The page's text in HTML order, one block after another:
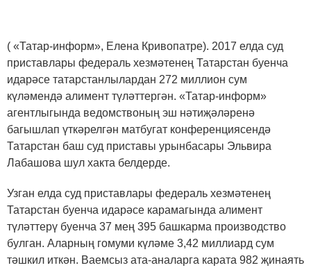
( «Татар-информ», Елена Кривопатре). 2017 елда суд
приставлары федераль хезмәтенең Татарстан буенча
идарәсе татарстанлылардан 272 миллион сум
күләмендә алимент түләттергән. «Татар-информ»
агентлыгында ведомствоның эш нәтиҗәләренә
багышлап үткәрелгән матбугат конференциясендә
Татарстан баш суд приставы урынбасары Эльвира
Лабашова шул хакта белдерде.
Узган елда суд приставлары федераль хезмәтенең
Татарстан буенча идарәсе карамагында алимент
түләттерү буенча 37 мең 395 башкарма производство
булган. Аларның гомуми күләме 3,42 миллиард сум
тәшкил иткән. Ваемсыз ата-аналарга карата 982 җинаять